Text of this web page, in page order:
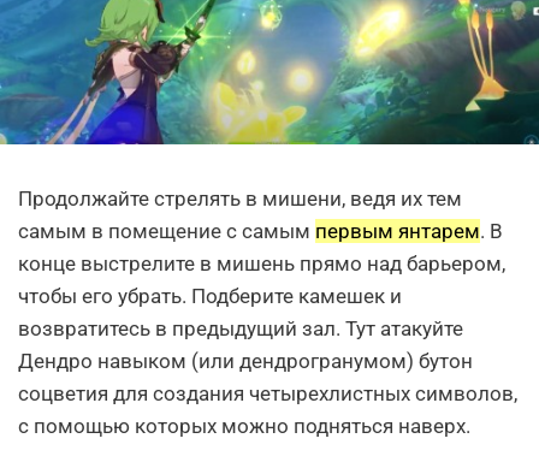
Продолжайте стрелять в мишени, ведя их тем
самым в помещение с самым первым янтарем. В
конце выстрелите в мишень прямо над барьером,
чтобы его убрать. Подберите камешек и
возвратитесь в предыдущий зал. Тут атакуйте
Дендро навыком (или дендрогранумом) бутон
соцветия для создания четырехлистных символов,
с помощью которых можно подняться наверх.